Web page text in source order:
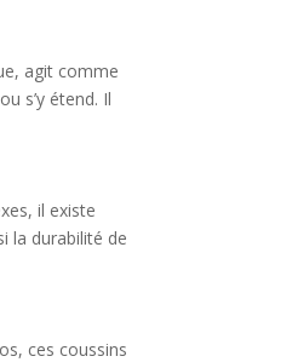
agit comme
s’y étend. Il
il existe
la durabilité de
ces coussins